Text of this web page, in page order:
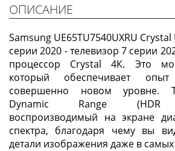
ОПИСАНИЕ
Samsung UE65TU7540UXRU
серии 2020 - телевизор 7 серии
процессор Crystal 4К. Это
который обеспечивает
совершенно новом уровне.
Dynamic Range (HDR
воспроизводимый на экране
спектра, благодаря чему вы
детали изображения даже в